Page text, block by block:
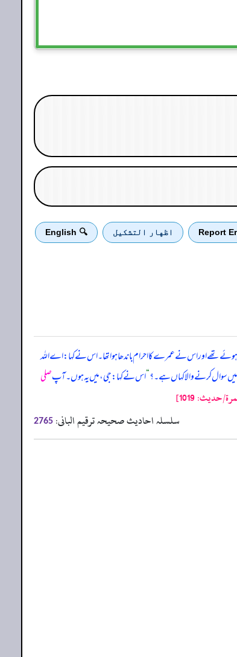
Report اظهار التشكيل 🔍 English
اور اس نے عمرے کا احرام باندھا ہوا تھا۔ اس نے کہا: اے اللہ
سوال کرنے والا کہاں ہے۔؟“اس نے کہا: جی، میں یہ ہوں۔ آپصلی
1019]
سلسلہ احادیث صحیحہ ترقیم البانی: 2765